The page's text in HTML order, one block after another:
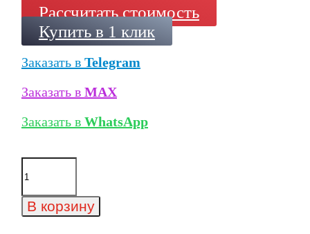
Рассчитать стоимость
Купить в 1 клик
Заказать в Telegram
Заказать в MAX
Заказать в WhatsApp
Количество
товара
облицовочный
камень
В корзину